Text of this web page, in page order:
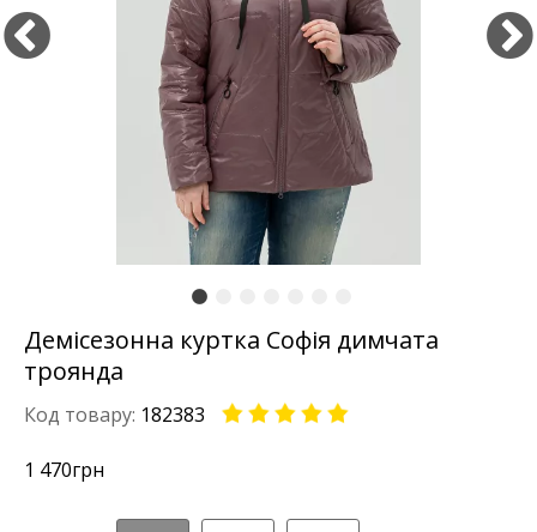
Демісезонна куртка Софія димчата
троянда
Код товару: 182383
1 470грн